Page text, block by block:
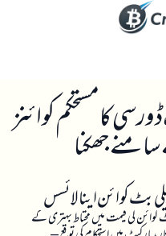
کا مستحکم کوائنز
جھکنا
بٹ کوائن اینالائسس
کی قیمت میں محتاط بہتری کے